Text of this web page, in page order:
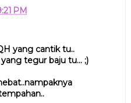
PM
yang cantik tu..
tegur baju tu... ;)